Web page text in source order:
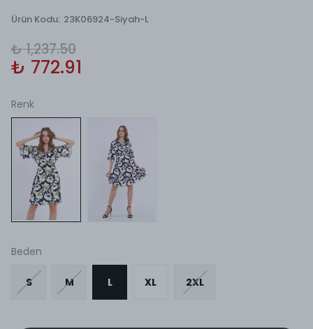
Ürün Kodu: 23K06924-Siyah-L
₺ 1,237.50
₺ 772.91
Renk
Beden
S M L XL 2XL